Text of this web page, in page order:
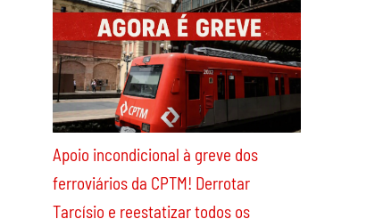
Recentes